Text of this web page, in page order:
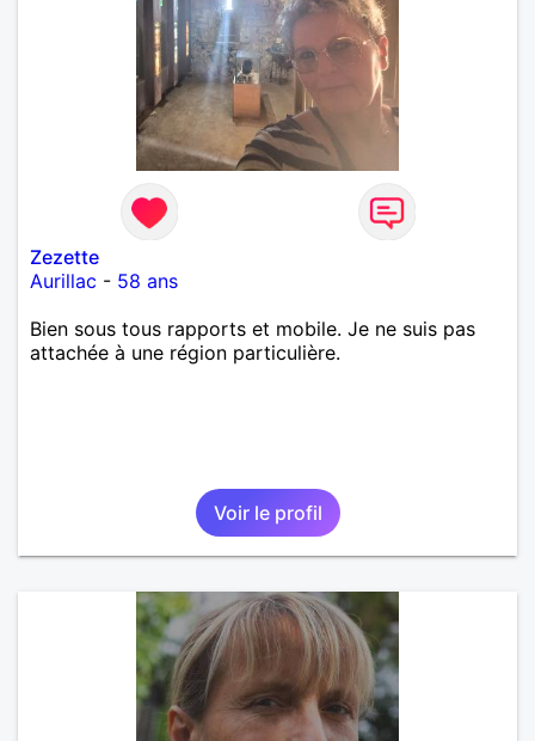
Zezette
Aurillac - 58 ans
Bien sous tous rapports et mobile. Je ne suis pas
attachée à une région particulière.
Voir le profil